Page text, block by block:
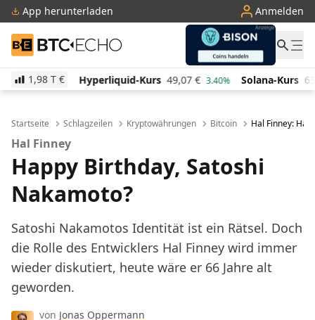
App herunterladen Anmelden
BTC-ECHO
1,98 T €
Hyperliquid-Kurs 49,07 € 3.40% Solana-Kurs 63,99 € 0.50%
Startseite Schlagzeilen Kryptowährungen Bitcoin Hal Finney:
Hal Finney
Happy Birthday, Satoshi
Nakamoto?
Satoshi Nakamotos Identität ist ein Rätsel. Doch
die Rolle des Entwicklers Hal Finney wird immer
wieder diskutiert, heute wäre er 66 Jahre alt
geworden.
von Jonas Oppermann